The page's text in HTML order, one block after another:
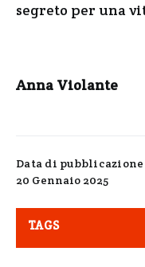
Data di pubblicazione
20 Gennaio 2025
TAGS
segreto per una
Anna Violante